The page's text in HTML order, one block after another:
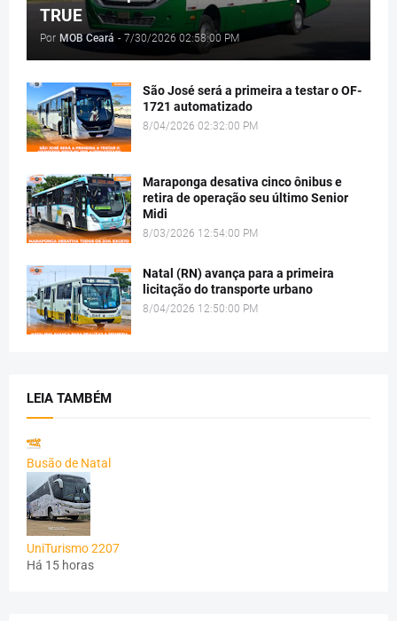
TRUE
Por MOB Ceará - 7/30/2026 02:58:00 PM
São José será a primeira a testar o OF-
1721 automatizado
8/04/2026 02:32:00 PM
Maraponga desativa cinco ônibus e
retira de operação seu último Senior
Midi
8/03/2026 12:54:00 PM
Natal (RN) avança para a primeira
licitação do transporte urbano
8/04/2026 12:50:00 PM
LEIA TAMBÉM
Busão de Natal
UniTurismo 2207
Há 15 horas